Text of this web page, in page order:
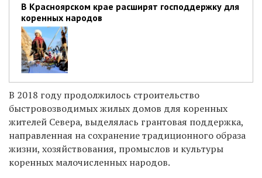
В Красноярском крае расширят господдержку для
коренных народов
В 2018 году продолжилось строительство
быстровозводимых жилых домов для коренных
жителей Севера, выделялась грантовая поддержка,
направленная на сохранение традиционного образа
жизни, хозяйствования, промыслов и культуры
коренных малочисленных народов.